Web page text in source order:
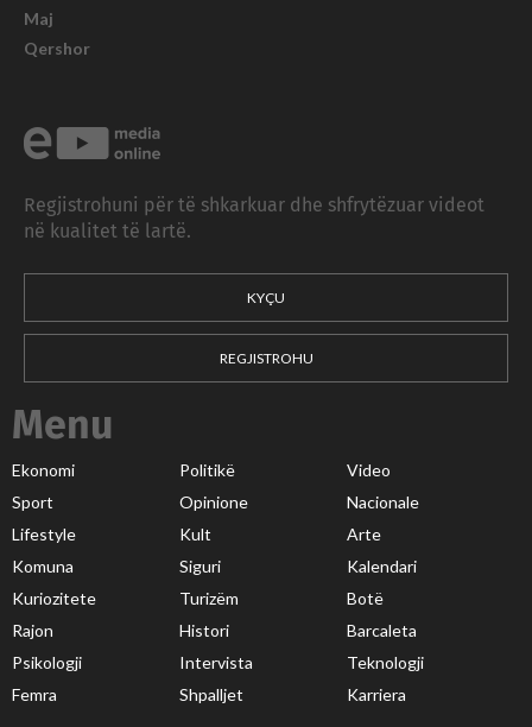
Maj
Qershor
Regjistrohuni për të shkarkuar dhe shfrytëzuar videot
në kualitet të lartë.
KYÇU
REGJISTROHU
Menu
Ekonomi Politikë
Video
Sport
Opinione
Nacionale
Lifestyle
Kult
Arte
Komuna
Siguri
Kalendari
Kuriozitete
Turizëm
Botë
Rajon
Histori
Barcaleta
Psikologji
Intervista
Teknologji
Femra
Shpalljet Karriera